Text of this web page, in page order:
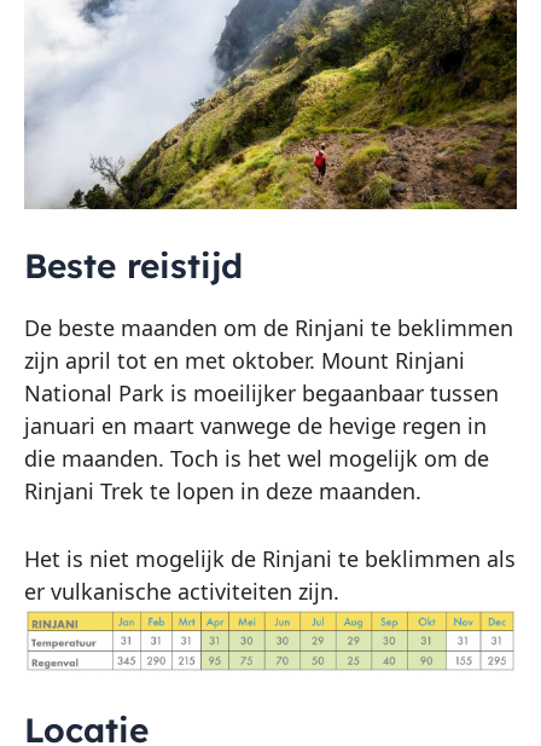
Beste reistijd
De beste maanden om de Rinjani te beklimmen
zijn april tot en met oktober. Mount Rinjani
National Park is moeilijker begaanbaar tussen
januari en maart vanwege de hevige regen in
die maanden. Toch is het wel mogelijk om de
Rinjani Trek te lopen in deze maanden.
Het is niet mogelijk de Rinjani te beklimmen als
er vulkanische activiteiten zijn.
Locatie